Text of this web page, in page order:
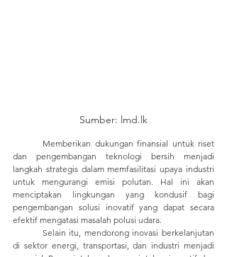
Sumber: lmd.lk
dan pengembangan teknologi bersih menjadi
langkah strategis dalam memfasilitasi upaya industri
untuk mengurangi emisi polutan. Hal ini akan
menciptakan lingkungan yang kondusif bagi
pengembangan solusi inovatif yang dapat secara
efektif mengatasi masalah polusi udara.
di sektor energi, transportasi, dan industri menjadi